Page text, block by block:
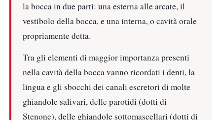
la bocca in due parti: una esterna alle arcate, il
vestibolo della bocca, e una interna, o cavità orale
propriamente detta.
Tra gli elementi di maggior importanza presenti
nella cavità della bocca vanno ricordati i denti, la
lingua e gli sbocchi dei canali escretori di molte
ghiandole salivari, delle parotidi (dotti di
Stenone), delle ghiandole sottomascellari (dotti di